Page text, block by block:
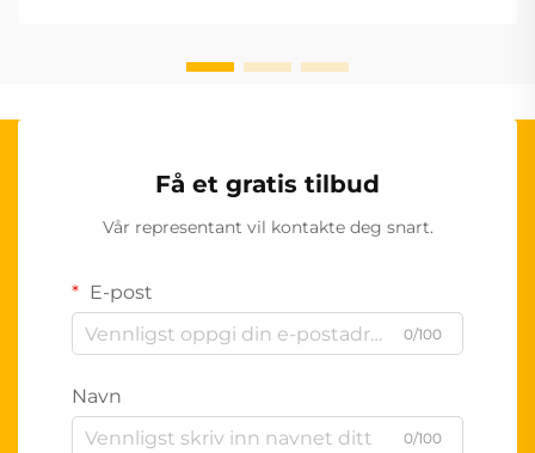
Få et gratis tilbud
Vår representant vil kontakte deg snart.
E-post
0/100
Navn
0/100